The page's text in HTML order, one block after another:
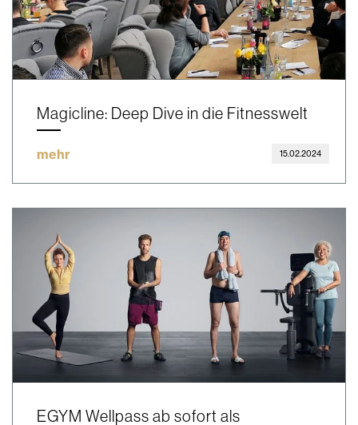
Magicline: Deep Dive in die Fitnesswelt
mehr 15.02.2024
EGYM Wellpass ab sofort als